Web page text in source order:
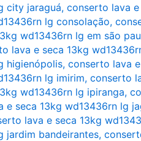
city jaraguá, conserto lava
lg consolação,
wd13436rn lg em são
lava e seca 13kg
higienópolis, conserto lava
lg imirim, conserto
wd13436rn lg ipiranga,
e seca 13kg wd13436rn lg
lava e seca 13kg
jardim bandeirantes,